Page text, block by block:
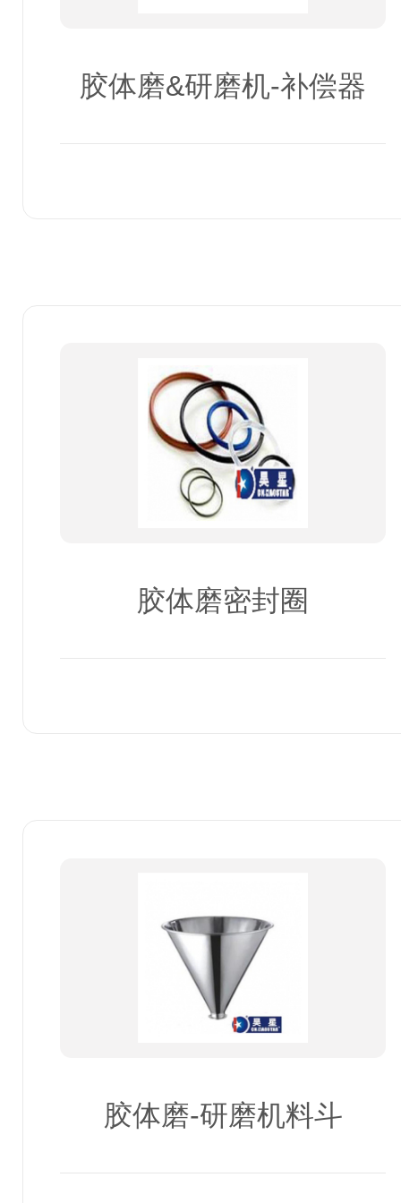
胶体磨&研磨机-补偿器
胶体磨密封圈
胶体磨-研磨机料斗